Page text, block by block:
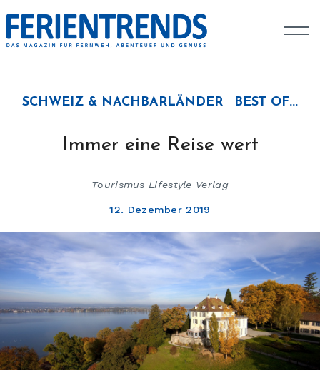
SCHWEIZ & NACHBARLÄNDER BEST OF...
Immer eine Reise wert
Tourismus Lifestyle Verlag
12. Dezember 2019